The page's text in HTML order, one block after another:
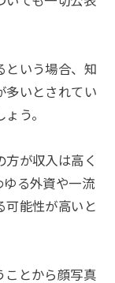
という場合、知
多いとされてい
う。
方が収入は高く
ゆる外資や一流
可能性が高いと
ことから顔写真